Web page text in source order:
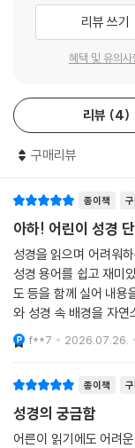
간 나와 있는 퀴즈들은
림은 내용의 이해를 도
게 합니다. 이 책은 어
통해 보다 많은 사람이 ‘
니다.
- 진희근 (승리교회 원로 목
박완서 작가는 책을 읽
다. 단어 하나하나를 소
세심하신 하나님의 계
게 이해하기 위해 더욱
세대 아이들 책상 위에
깨달음으로 기뻐하는
리뷰 쓰기
혜택 및 유의사
리뷰 4
구매리뷰
종이책
아하! 어린이 성경
성경을 읽으며 어려워
성경 용어를 쉽고 재미
도 등을 함께 실어 내용
와 성경 속 배경을 자연
터 꾸준히 읽는 어린이
f**7 2026.07.26.
종이책
성경의 궁금함
어른이 읽기에도 어려